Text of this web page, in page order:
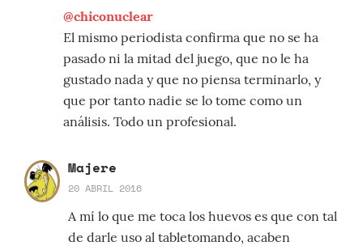
@chiconuclear
El mismo periodista confirma que no se ha
pasado ni la mitad del juego, que no le ha
gustado nada y que no piensa terminarlo, y
que por tanto nadie se lo tome como un
análisis. Todo un profesional.
Majere
20 ABRIL 2016
A mí lo que me toca los huevos es que con tal
de darle uso al tabletomando, acaben